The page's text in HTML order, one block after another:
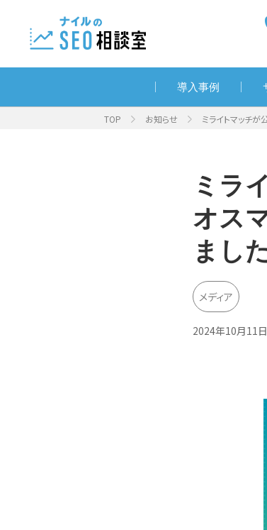
導入事例
TOP お知らせ ミライトマッチが
ミラ
オス
まし
メディア
2024年10月11日